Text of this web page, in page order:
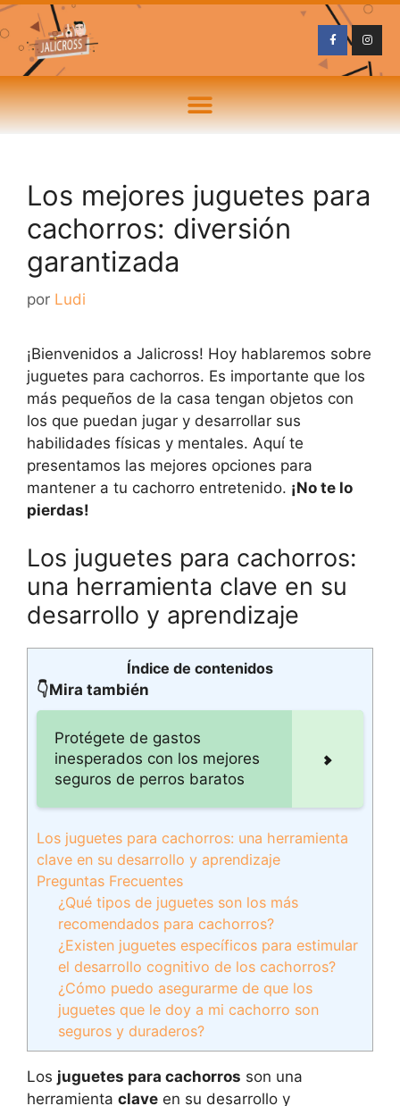
Los mejores juguetes para
cachorros: diversión
garantizada
por Ludi
¡Bienvenidos a Jalicross! Hoy hablaremos sobre
juguetes para cachorros. Es importante que los
más pequeños de la casa tengan objetos con
los que puedan jugar y desarrollar sus
habilidades físicas y mentales. Aquí te
presentamos las mejores opciones para
mantener a tu cachorro entretenido. ¡No te lo
pierdas!
Los juguetes para cachorros:
una herramienta clave en su
desarrollo y aprendizaje
Índice de contenidos
👇Mira también
Protégete de gastos
inesperados con los mejores
seguros de perros baratos
Los juguetes para cachorros: una herramienta
clave en su desarrollo y aprendizaje
Preguntas Frecuentes
¿Qué tipos de juguetes son los más
recomendados para cachorros?
¿Existen juguetes específicos para estimular
el desarrollo cognitivo de los cachorros?
¿Cómo puedo asegurarme de que los
juguetes que le doy a mi cachorro son
seguros y duraderos?
Los juguetes para cachorros son una
herramienta clave en su desarrollo y